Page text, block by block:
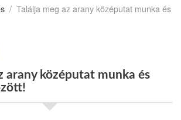
/ Találja meg az arany középutat munka és
arany középutat munka és